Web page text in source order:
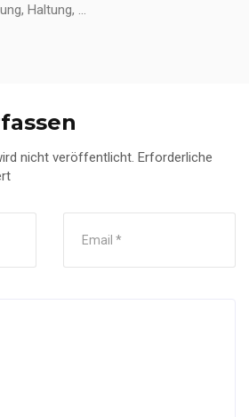
Haltung, ...
nicht veröffentlicht. Erforderliche